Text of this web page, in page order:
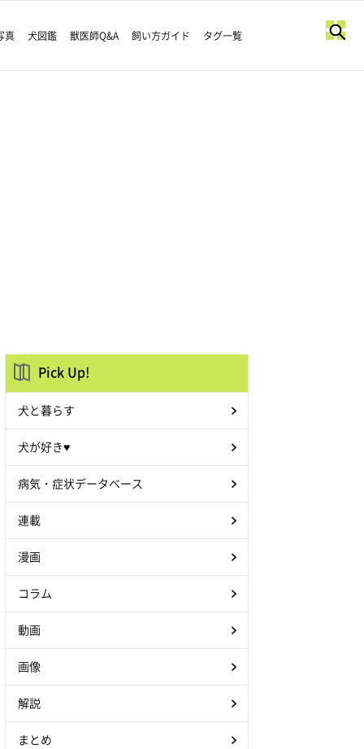
真 犬図鑑 獣医師Q&A 飼い方ガイド タグ一覧
Pick Up!
犬と暮らす
犬が好き♥
病気・症状データベース
連載
漫画
コラム
動画
画像
解説
まとめ